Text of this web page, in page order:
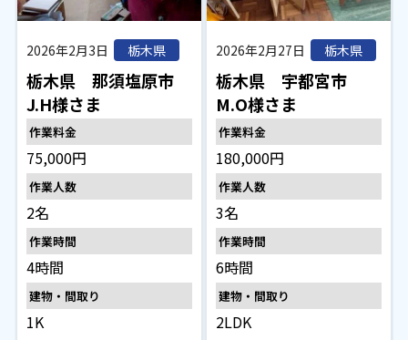
2026年2月3日 栃木県
栃木県 那須塩原市
J.H様さま
作業料金
75,000円
作業人数
2名
作業時間
4時間
建物・間取り
1K
2026年2月27日 栃木県
栃木県 宇都宮市
M.O様さま
作業料金
180,000円
作業人数
3名
作業時間
6時間
建物・間取り
2LDK